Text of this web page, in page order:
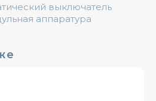
выключатель
аппаратура